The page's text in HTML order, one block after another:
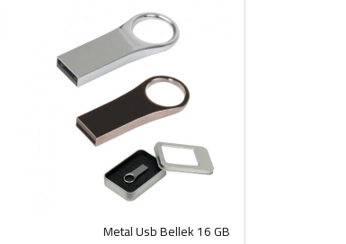
Metal Usb Bellek 16 GB